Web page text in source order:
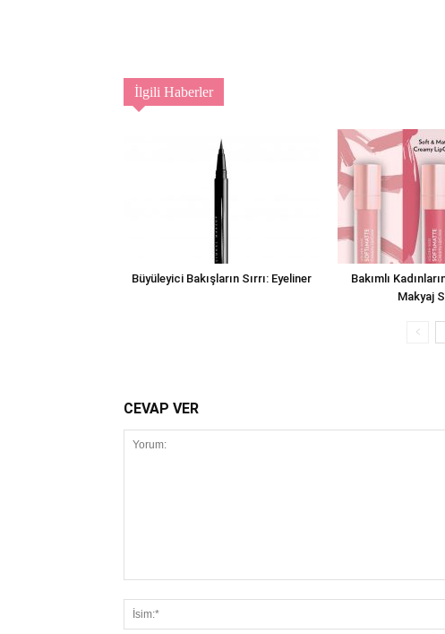
İlgili Haberler
Büyüleyici Bakışların Sırrı: Eyeliner
Bakımlı
Makyaj
CEVAP VER